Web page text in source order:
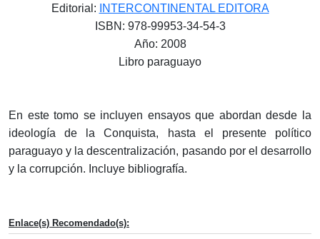
Editorial:
INTERCONTINENTAL EDITORA
ISBN: 978-99953-34-54-3
Año: 2008
Libro paraguayo
En este tomo se incluyen ensayos que abordan desde la
ideología de la Conquista, hasta el presente político
paraguayo y la descentralización, pasando por el desarrollo
y la corrupción. Incluye bibliografía.
Enlace(s) Recomendado(s):